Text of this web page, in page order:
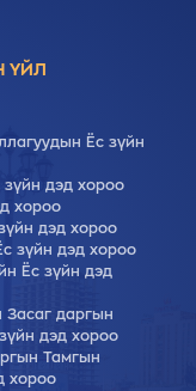
ҮЙЛ
Ёс зүйн
зүйн дэд хороо
хороо
дэд хороо
зүйн дэд хороо
Ёс зүйн дэд
Засаг даргын
дэд хороо
Тамгын
хороо